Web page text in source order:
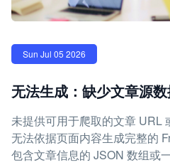
Sun Jul 05 2026
无法生成：缺少文章源
未提供可用于爬取的文章 URL
无法依据页面内容生成完整的
包含文章信息的 JSON 数组或